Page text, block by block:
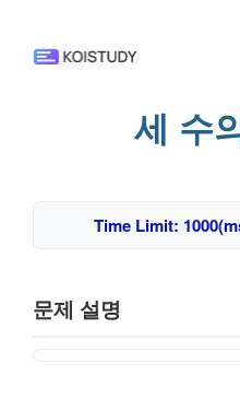
세 수
Time Limit:
문제 설명